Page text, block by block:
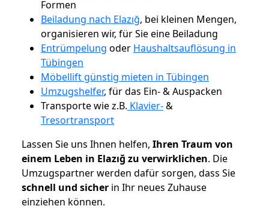
Formen
Beiladung nach Elazığ, bei kleinen Mengen,
organisieren wir, für Sie eine Beiladung
Entrümpelung oder Haushaltsauflösung in
Tübingen
Möbellift günstig mieten in Tübingen
Umzugshelfer, für das Ein- & Auspacken
Transporte wie z.B. Klavier-&
Tresortransport
Lassen Sie uns Ihnen helfen, Ihren Traum von
einem Leben in Elazığ zu verwirklichen. Die
Umzugspartner werden dafür sorgen, dass Sie
schnell und sicher in Ihr neues Zuhause
einziehen können.